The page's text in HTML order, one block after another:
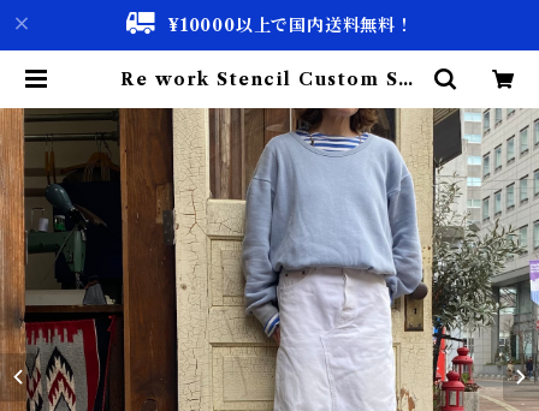
¥10000以上で国内送料無料！
Re work Stencil Custom Ski
スカート 古着 | 古着屋 仙台 biscc
o【古着 & Vintage 通販】